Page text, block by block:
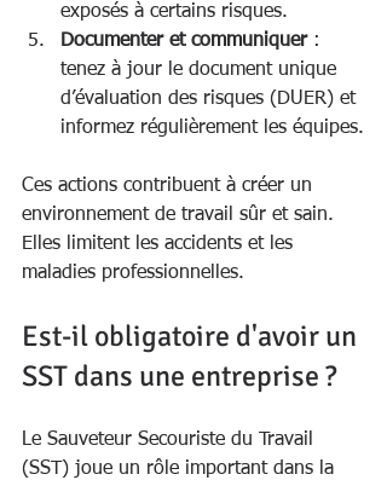
exposés à certains risques.
Documenter et communiquer :
tenez à jour le document unique
d’évaluation des risques (DUER) et
informez régulièrement les équipes.
Ces actions contribuent à créer un
environnement de travail sûr et sain.
Elles limitent les accidents et les
maladies professionnelles.
Est-il obligatoire d'avoir un
SST dans une entreprise ?
Le Sauveteur Secouriste du Travail
(SST) joue un rôle important dans la